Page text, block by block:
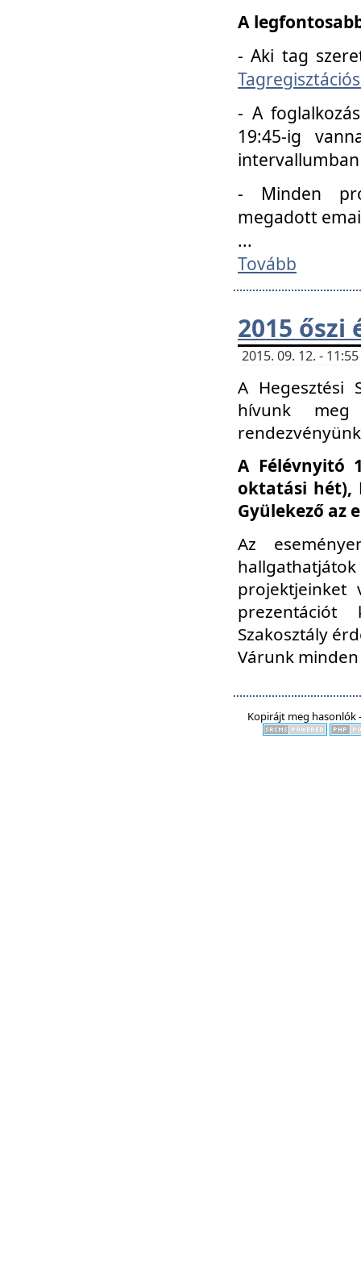
A
- Aki tag
- A
19:45-ig
- Minden
megadott
...
Tovább
2015
2015. 09. 12. -
A Hegesztési
hívunk
A Félévnyitó
oktatási hét),
Gyülekező az
Az
Szakosztály
Várunk
Kopirájt meg hasonlók